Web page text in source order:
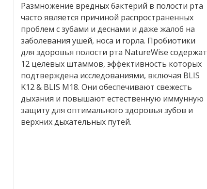
Размножение вредных бактерий в полости рта
часто является причиной распространенных
проблем с зубами и деснами и даже жалоб на
заболевания ушей, носа и горла. Пробиотики
для здоровья полости рта NatureWise содержат
12 целевых штаммов, эффективность которых
подтверждена исследованиями, включая BLIS
K12 & BLIS M18. Они обеспечивают свежесть
дыхания и повышают естественную иммунную
защиту для оптимального здоровья зубов и
верхних дыхательных путей.